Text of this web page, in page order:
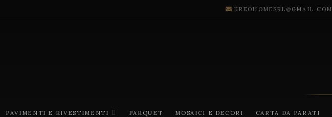
KREOHOMESRL@GMAIL.COM
PAVIMENTI E RIVESTIMENTI PARQUET MOSAICI E DECORI CARTA DA PARATI